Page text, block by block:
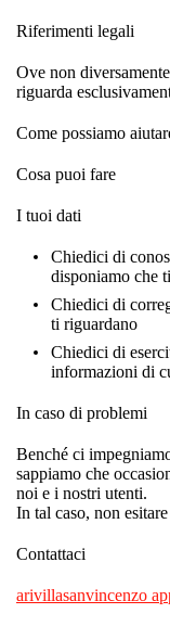
Riferimenti legali
Ove non
riguarda
Come possiamo
Cosa puoi fare
I tuoi dati
Chiedici di
disponiamo che
Chiedici di
ti riguardano
Chiedici di
informazioni di
In caso di problemi
Benché ci
sappiamo che
noi e i nostri utenti.
In tal caso, non
Contattaci
arivillasanvincenzo